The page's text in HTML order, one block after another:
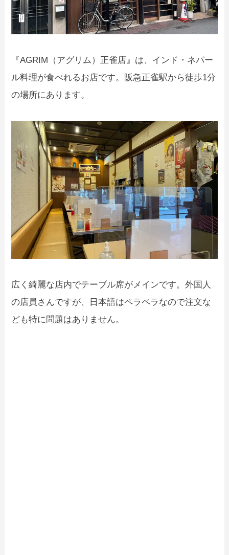
『AGRIM（アグリム）正雀店』は、インド・ネパー
ル料理が食べれるお店です。阪急正雀駅から徒歩1分
の場所にあります。
広く綺麗な店内でテーブル席がメインです。外国人
の店員さんですが、日本語はペラペラなので注文な
ども特に問題はありません。